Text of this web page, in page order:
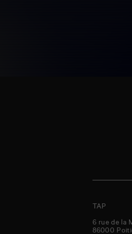
TAP
6 rue de la
86000